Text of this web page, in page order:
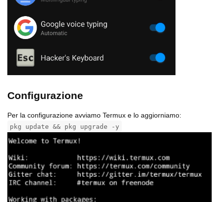
Configurazione
Per la configurazione avviamo Termux e lo aggiorniamo:
pkg update && pkg upgrade -y